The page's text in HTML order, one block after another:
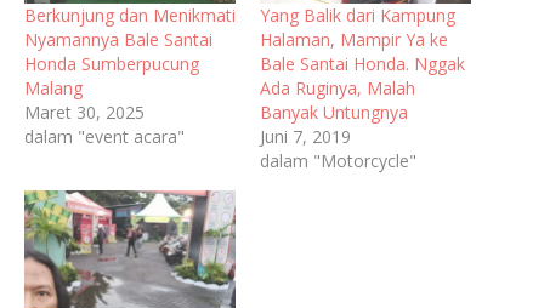
Berkunjung dan Menikmati
Nyamannya Bale Santai
Honda Sumberpucung
Malang
Maret 30, 2025
dalam "event acara"
Yang Balik dari Kampung
Halaman, Mampir Ya ke
Bale Santai Honda. Nggak
Ada Ruginya, Malah
Banyak Untungnya
Juni 7, 2019
dalam "Motorcycle"